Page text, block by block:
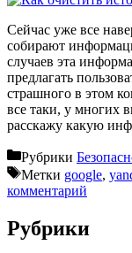
Сейчас уже все
собирают
случаев эта
предлагать
страшного в этом
все таки, у многих
расскажу какую
Рубрики
Метки google,
комментарий
Рубрики